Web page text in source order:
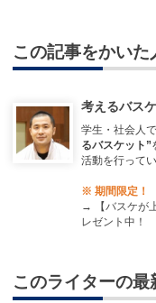
この記事をかいた
考えるバス
学生・社会人
るバスケット”
活動を行ってい
※ 期間限定！
→
【バスケが
レゼント中！
このライターの最